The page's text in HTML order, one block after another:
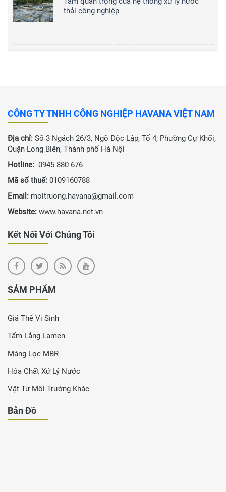
thải công nghiệp
CÔNG TY TNHH CÔNG NGHIỆP HAVANA VIỆT NAM
Địa chỉ: Số 3 Ngách 26/3, Ngõ Độc Lập, Tổ 4, Phường Cự Khối,
Quận Long Biên, Thành phố Hà Nội
Hotline: 0945 880 676
Mã số thuế: 0109160788
Email: moitruong.havana@gmail.com
Website: www.havana.net.vn
Kết Nối Với Chúng Tôi
SẢM PHẨM
Giá Thể Vi Sinh
Tấm Lắng Lamen
Màng Lọc MBR
Hóa Chất Xử Lý Nước
Vật Tư Môi Trường Khác
Bản Đồ